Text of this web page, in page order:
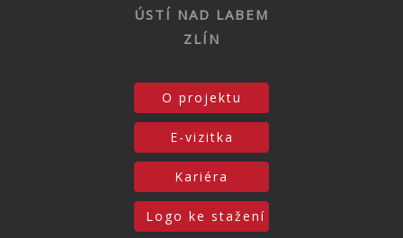
ÚSTÍ NAD LABEM
ZLÍN
O projektu
E-vizitka
Kariéra
Logo ke stažení